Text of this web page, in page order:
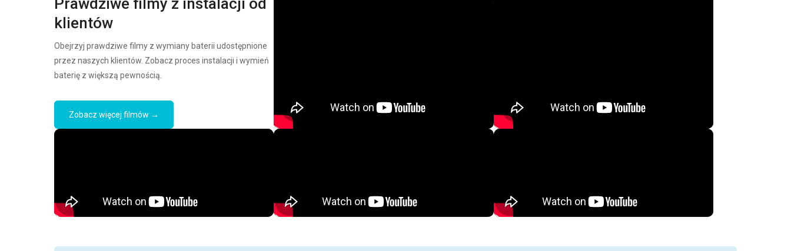
Prawdziwe filmy z instalacji od
klientów
Obejrzyj prawdziwe filmy z wymiany baterii udostępnione
przez naszych klientów. Zobacz proces instalacji i wymień
baterię z większą pewnością.
Zobacz więcej filmów →